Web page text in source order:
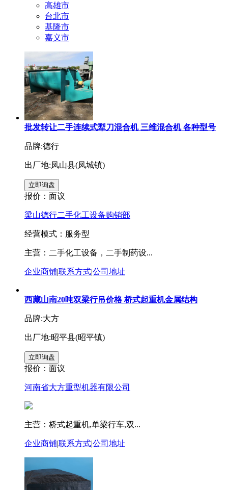
高雄市
台北市
基隆市
嘉义市
批发转让二手连续式犁刀混合机 三维混合机 各种型号
品牌:德行
出厂地:凤山县(凤城镇)
报价： 面议
梁山德行二手化工设备购销部
经营模式：服务型
主营：二手化工设备，二手制药设...
企业商铺|联系方式|公司地址
西藏山南20吨双梁行吊价格 桥式起重机金属结构
品牌:大方
出厂地:昭平县(昭平镇)
报价： 面议
河南省大方重型机器有限公司
主营：桥式起重机,单梁行车,双...
企业商铺|联系方式|公司地址